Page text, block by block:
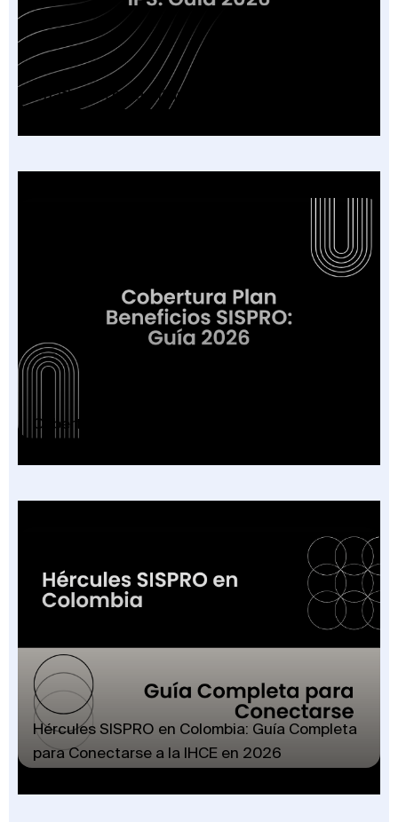
Chatbot IA para Citas en tu IPS: Guía 2026
Cobertura Plan Beneficios SISPRO: Guía 2026
Hércules SISPRO en Colombia: Guía Completa
para Conectarse a la IHCE en 2026